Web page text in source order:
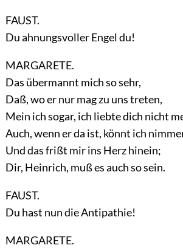
FAUST.
Du ahnungsvoller Engel du!
MARGARETE.
Das übermannt mich so sehr,
Daß, wo er nur mag zu uns treten,
Mein ich sogar, ich liebte dich nicht
Auch, wenn er da ist, könnt ich
Und das frißt mir ins Herz hinein;
Dir, Heinrich, muß es auch so sein.
FAUST.
Du hast nun die Antipathie!
MARGARETE.